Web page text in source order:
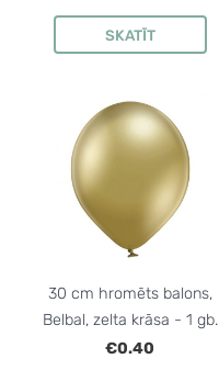
SKATĪT
30 cm hromēts balons,
Belbal, zelta krāsa - 1 gb.
€0.40